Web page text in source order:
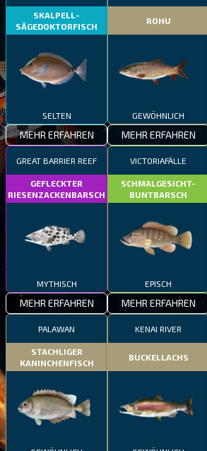
SKALPELL-
SÄGEDOKTORFISCH
SELTEN
MEHR ERFAHREN
ROHU
GEWÖHNLICH
MEHR ERFAHREN
GREAT BARRIER REEF
GEFLECKTER
RIESENZACKENBARSCH
MYTHISCH
MEHR ERFAHREN
VICTORIAFÄLLE
SCHMALGESICHT-
BUNTBARSCH
EPISCH
MEHR ERFAHREN
PALAWAN
STACHLIGER
KANINCHENFISCH
KENAI RIVER
BUCKELLACHS